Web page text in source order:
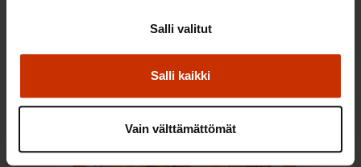
Salli kaikki
Salli valitut
Vain välttämättömät
hyvinvoiva työelämä on yhteinen asia